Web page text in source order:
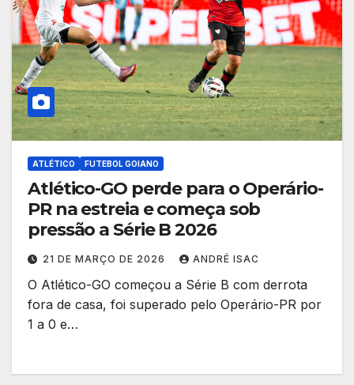
ATLÉTICO FUTEBOL GOIANO
Atlético-GO perde para o Operário-
PR na estreia e começa sob
pressão a Série B 2026
21 DE MARÇO DE 2026 ANDRÉ ISAC
O Atlético-GO começou a Série B com derrota
fora de casa, foi superado pelo Operário-PR por
1 a 0 e…